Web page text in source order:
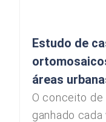
Estudo de
áreas
O conceito
ganhado